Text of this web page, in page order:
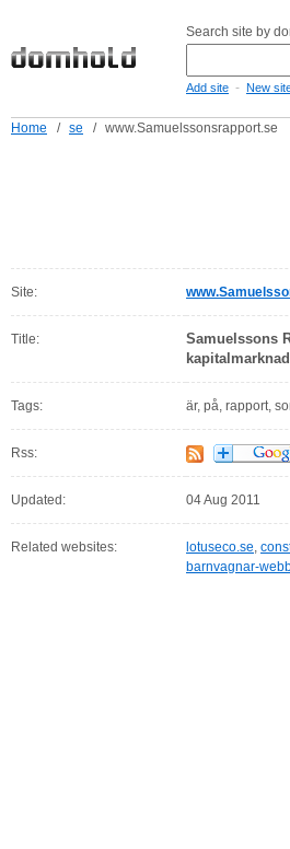
Search site by
Add site - New
Home / se / www.Samuelssonsrapport.se
Site:
Title:
Samuelssons
Tags: är, på, rapport,
Rss:
Updated: 04 Aug 2011
Related websites: lotuseco.se,
barnvagnar-